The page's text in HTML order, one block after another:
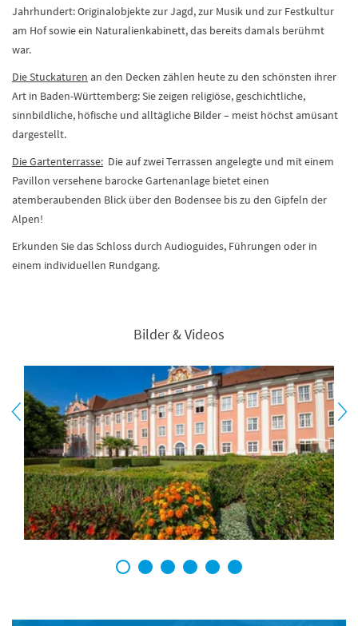
Jahrhundert: Originalobjekte zur Jagd, zur Musik und zur Festkultur
am Hof sowie ein Naturalienkabinett, das bereits damals berühmt
war.
Die Stuckaturen an den Decken zählen heute zu den schönsten ihrer
Art in Baden-Württemberg: Sie zeigen religiöse, geschichtliche,
sinnbildliche, höfische und alltägliche Bilder – meist höchst amüsant
dargestellt.
Die Gartenterrasse: Die auf zwei Terrassen angelegte und mit einem
Pavillon versehene barocke Gartenanlage bietet einen
atemberaubenden Blick über den Bodensee bis zu den Gipfeln der
Alpen!
Erkunden Sie das Schloss durch Audioguides, Führungen oder in
einem individuellen Rundgang.
Bilder & Videos
1 2 3 4 5 6